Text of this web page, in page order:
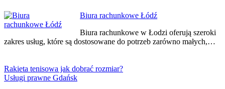
Biura rachunkowe Łódź
Biura rachunkowe w Łodzi oferują szeroki
zakres usług, które są dostosowane do potrzeb zarówno małych,…
Rakieta tenisowa jak dobrać rozmiar?
Usługi prawne Gdańsk